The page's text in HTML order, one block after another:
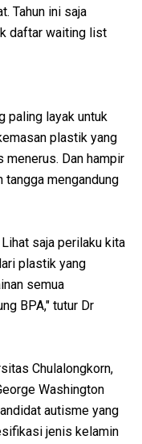
Tahun ini saja
daftar waiting list
paling layak untuk
plastik yang
menerus. Dan hampir
tangga mengandung
saja perilaku kita
plastik yang
semua
BPA," tutur Dr
Chulalongkorn,
Washington
autisme yang
jenis kelamin